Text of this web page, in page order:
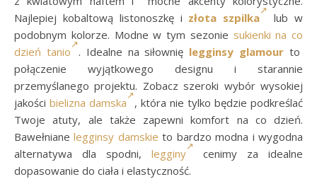
Najlepiej kobaltową listonoszkę i złota szpilka
lub w
podobnym kolorze. Modne w tym sezonie sukienki na co
dzień tanio
. Idealne na siłownię legginsy glamour to
połączenie wyjątkowego designu i starannie
przemyślanego projektu. Zobacz szeroki wybór wysokiej
jakości bielizna damska
, która nie tylko będzie podkreślać
Twoje atuty, ale także zapewni komfort na co dzień.
Bawełnianelegginsy damskie to bardzo modna i wygodna
alternatywa dla spodni, legginy
cenimy za idealne
dopasowanie do ciała i elastyczność.